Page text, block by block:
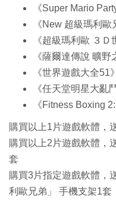
《Super Mario
《New 超級瑪利歐
《超級瑪利歐 ３Ｄ
《薩爾達傳說 曠野
《世界遊戲大全51》
《任天堂明星大亂
《Fitness Boxing
購買以上1片遊戲軟體，
購買以上2片遊戲軟體，
套
購買3片指定遊戲軟體，
利歐兄弟」 手機支架1套